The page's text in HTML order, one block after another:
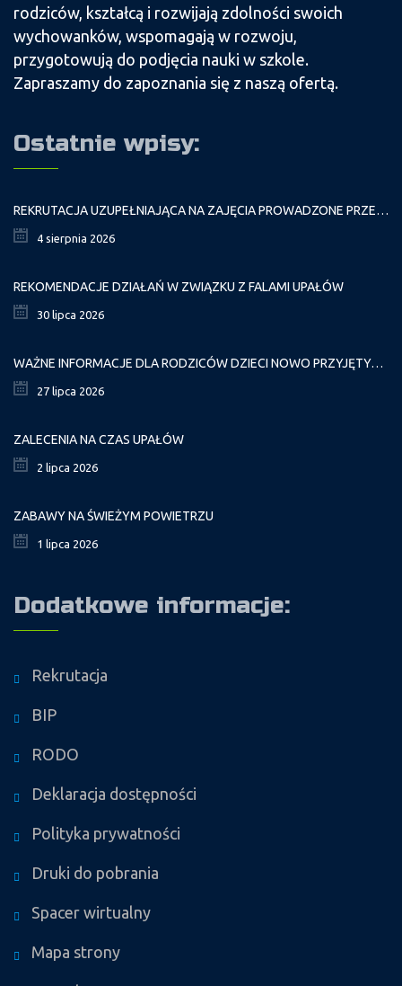
rodziców, kształcą i rozwijają zdolności swoich
wychowanków, wspomagają w rozwoju,
przygotowują do podjęcia nauki w szkole.
Zapraszamy do zapoznania się z naszą ofertą.
Ostatnie wpisy:
REKRUTACJA UZUPEŁNIAJĄCA NA ZAJĘCIA PROWADZONE PRZEZ PAŁAC MŁODZIEŻY W ROKU SZKOLNYM 2026/2027
4 sierpnia 2026
REKOMENDACJE DZIAŁAŃ W ZWIĄZKU Z FALAMI UPAŁÓW
30 lipca 2026
WAŻNE INFORMACJE DLA RODZICÓW DZIECI NOWO PRZYJĘTYCH GR. I
27 lipca 2026
ZALECENIA NA CZAS UPAŁÓW
2 lipca 2026
ZABAWY NA ŚWIEŻYM POWIETRZU
1 lipca 2026
Dodatkowe informacje:
Rekrutacja
BIP
RODO
Deklaracja dostępności
Polityka prywatności
Druki do pobrania
Spacer wirtualny
Mapa strony